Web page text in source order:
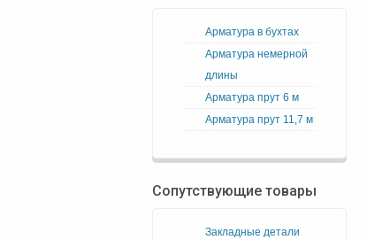
Арматура в бухтах
Арматура немерной
длины
Арматура прут 6 м
Арматура прут 11,7 м
Сопутствующие товары
Закладные детали